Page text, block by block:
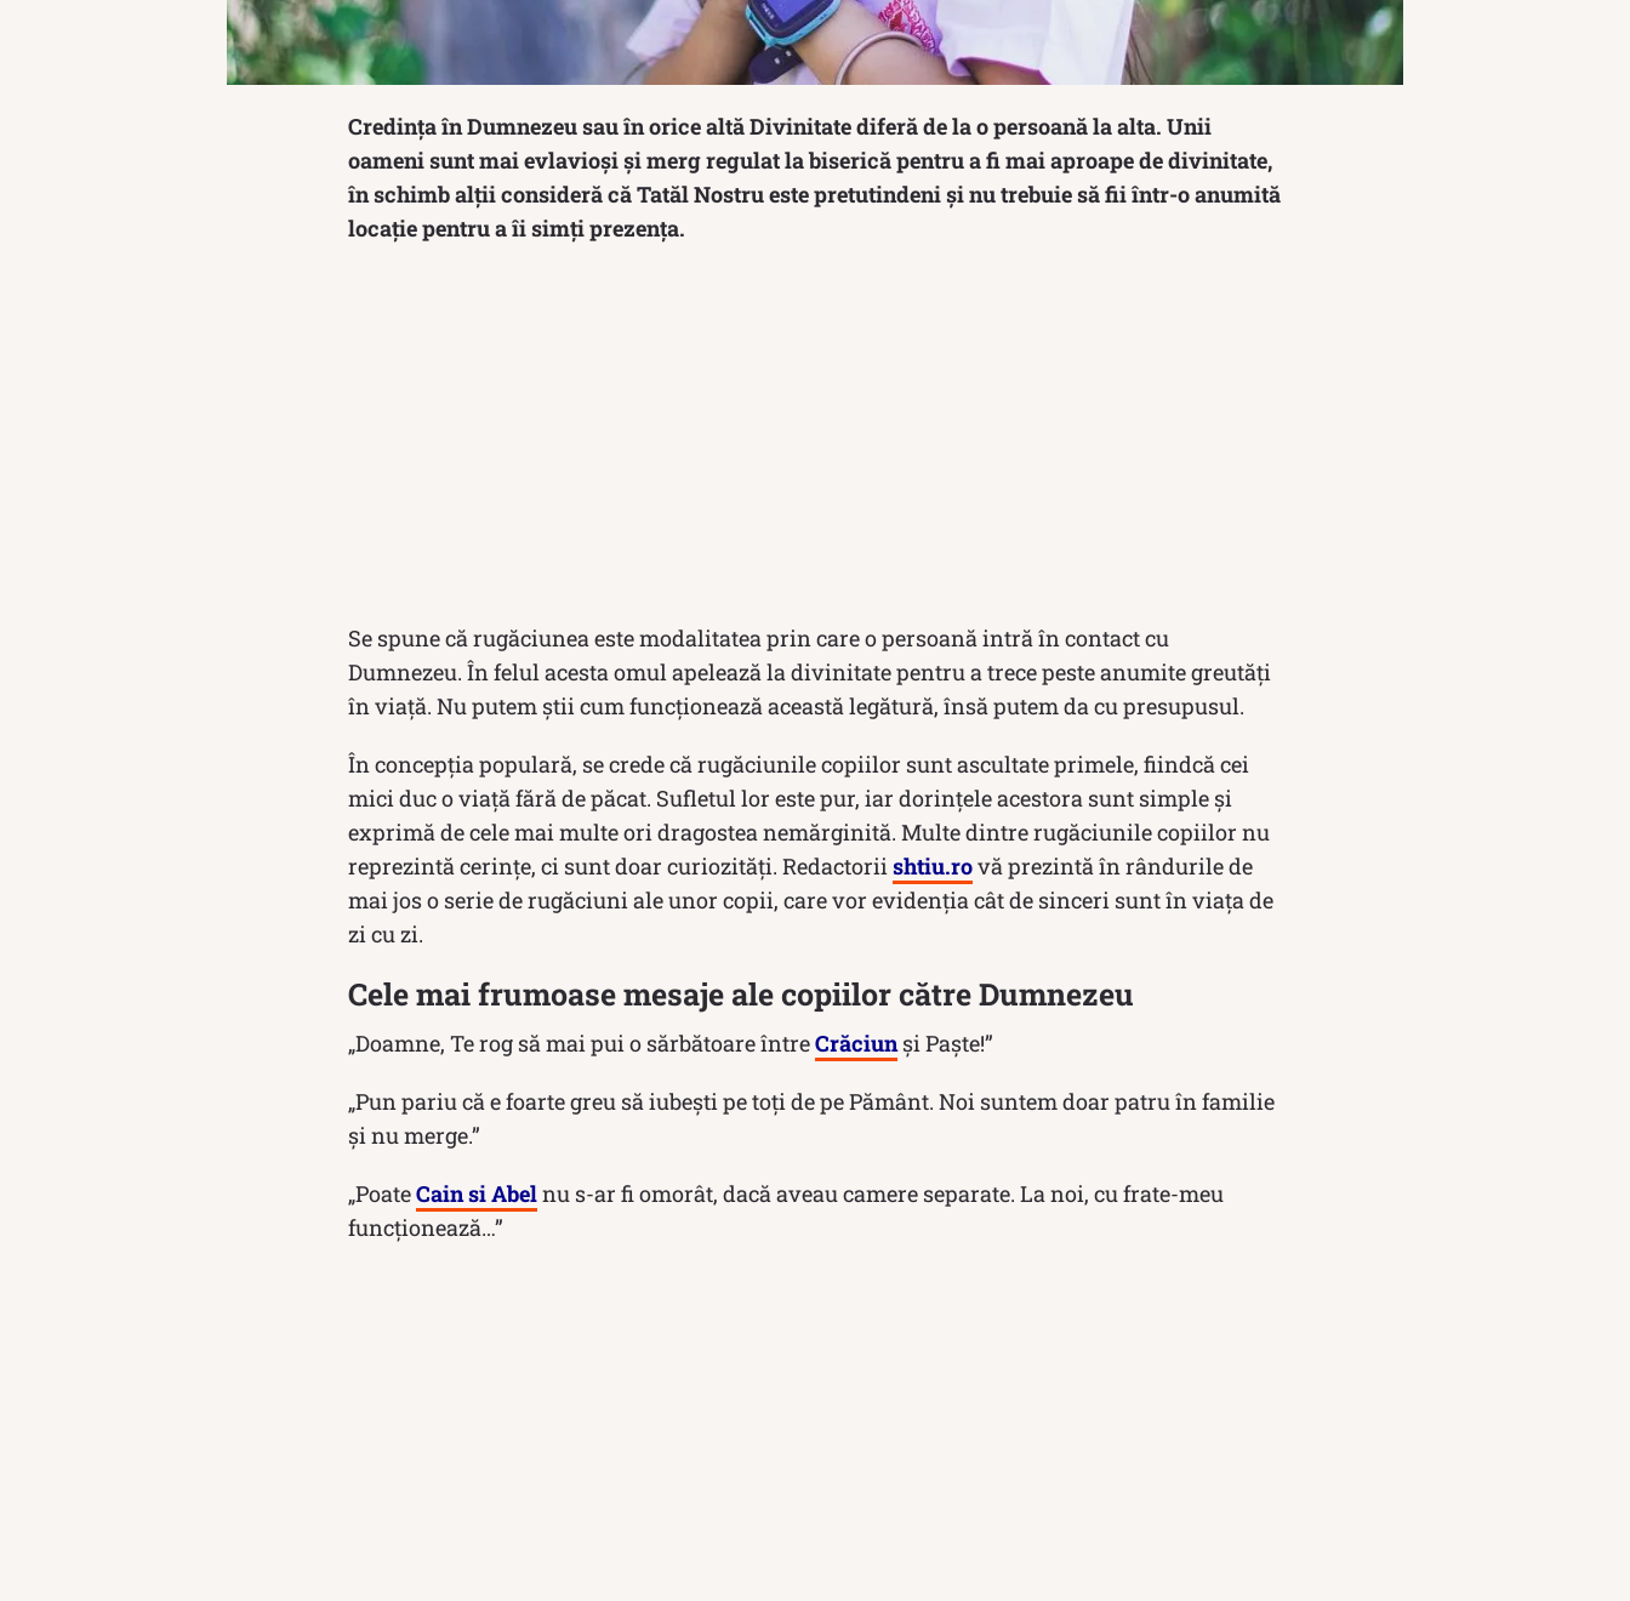
Credința în Dumnezeu sau în orice altă Divinitate diferă de la o persoană la alta. Unii
oameni sunt mai evlavioși și merg regulat la biserică pentru a fi mai aproape de divinitate,
în schimb alții consideră că Tatăl Nostru este pretutindeni și nu trebuie să fii într-o anumită
locație pentru a îi simți prezența.
Se spune că rugăciunea este modalitatea prin care o persoană intră în contact cu
Dumnezeu. În felul acesta omul apelează la divinitate pentru a trece peste anumite greutăți
în viață. Nu putem știi cum funcționează această legătură, însă putem da cu presupusul.
În concepția populară, se crede că rugăciunile copiilor sunt ascultate primele, fiindcă cei
mici duc o viață fără de păcat. Sufletul lor este pur, iar dorințele acestora sunt simple și
exprimă de cele mai multe ori dragostea nemărginită. Multe dintre rugăciunile copiilor nu
reprezintă cerințe, ci sunt doar curiozități. Redactoriishtiu.rovă prezintă în rândurile de
mai jos o serie de rugăciuni ale unor copii, care vor evidenția cât de sinceri sunt în viața de
zi cu zi.
Cele mai frumoase mesaje ale copiilor către Dumnezeu
„Doamne, Te rog să mai pui o sărbătoare întreCrăciunşi Paște!”
„Pun pariu că e foarte greu să iubești pe toţi de pe Pământ. Noi suntem doar patru în familie
și nu merge.”
„PoateCain si Abelnu s-ar fi omorât, dacă aveau camere separate. La noi, cu frate-meu
funcționează…”